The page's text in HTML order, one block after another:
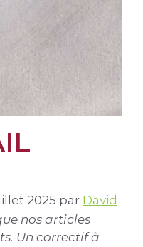
2025 par David
nos articles
Un correctif à